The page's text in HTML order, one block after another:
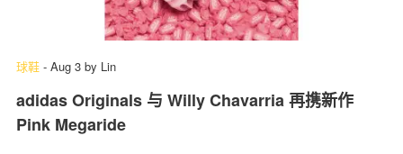
球鞋 - Aug 3 by Lin
adidas Originals 与 Willy Chavarria 再携新作
Pink Megaride